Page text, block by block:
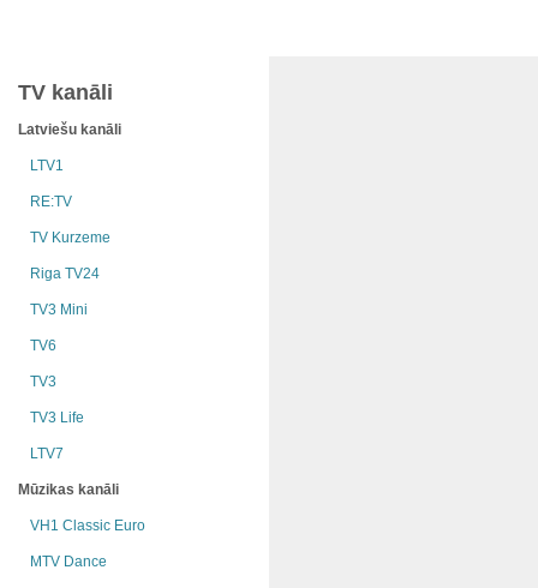
TV kanāli
Latviešu kanāli
LTV1
RE:TV
TV Kurzeme
Riga TV24
TV3 Mini
TV6
TV3
TV3 Life
LTV7
Mūzikas kanāli
VH1 Classic Euro
MTV Dance